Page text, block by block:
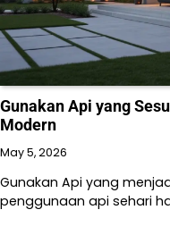
Gunakan Api yang
Modern
May 5, 2026
Gunakan Api yang
penggunaan api sehari